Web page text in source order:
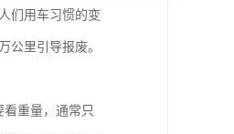
们用车习惯的变
公里引导报废。
重量，通常只